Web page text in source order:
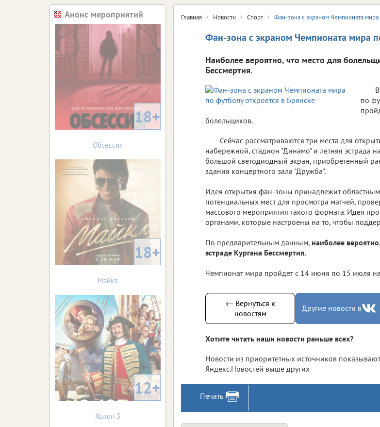
Главная Новости Спорт Фан-зона с экраном Чемпионата мира
Фан-зона с экраном Чемпионата мира
Наиболее вероятно, что место для
Бессмертия.
по
болельщиков.
Сейчас рассматриваются три места для
набережной, стадион "Динамо" и летняя эстрада
большой светодиодный экран, приобретенный
здания концертного зала "Дружба".
Идея открытия фан-зоны принадлежит областным
потенциальных мест для просмотра матчей,
массового мероприятия такого формата. Идея
органами, которые настроены на то, чтобы
По предварительным данным, наиболее
эстраде Кургана Бессмертия.
Чемпионат мира пройдет с 14 июня по 15 июля
← Вернуться к
новостям
Другие новости в
Хотите читать наши новости раньше всех?
Новости из приоритетных источников
Яндекс.Новостей выше других
Печать
Анонс мероприятий
18+
Обсессия
18+
Майкл
12+
Холоп 3